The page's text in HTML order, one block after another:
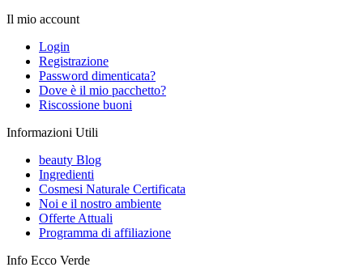
Il mio account
Login
Registrazione
Password dimenticata?
Dove è il mio pacchetto?
Riscossione buoni
Informazioni Utili
beauty Blog
Ingredienti
Cosmesi Naturale Certificata
Noi e il nostro ambiente
Offerte Attuali
Programma di affiliazione
Info Ecco Verde